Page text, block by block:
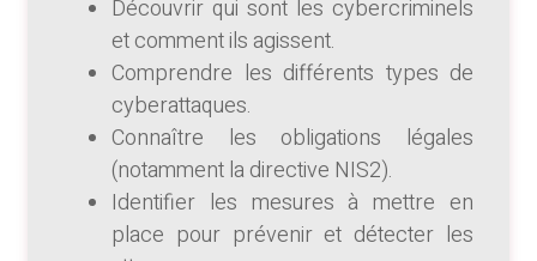
Découvrir qui sont les cybercriminels
et comment ils agissent.
Comprendre les différents types de
cyberattaques.
Connaître les obligations légales
(notamment la directive NIS2).
Identifier les mesures à mettre en
place pour prévenir et détecter les